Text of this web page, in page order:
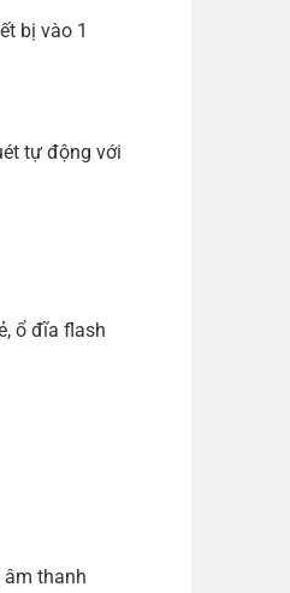
bị vào 1
tự động với
ổ đĩa flash
âm thanh